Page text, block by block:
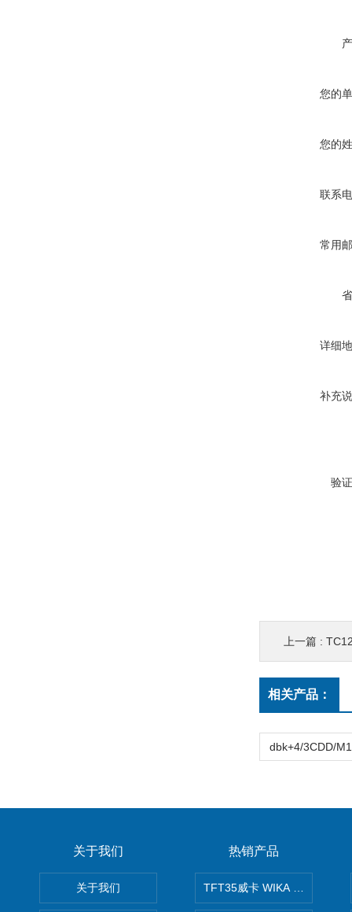
您的
您的
联系
常用
详细
补充
验
上一篇 :
相关产品：
关于我们
关于我们
热销产品
TFT35威卡 WIKA Tecsis 温